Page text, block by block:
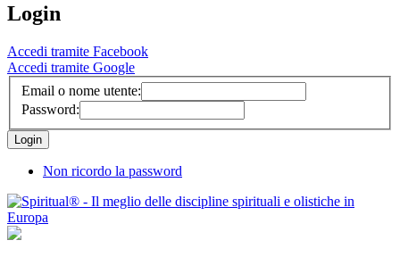
Login
Accedi tramite Facebook
Accedi tramite Google
Email o nome utente:
Password:
Non ricordo la password